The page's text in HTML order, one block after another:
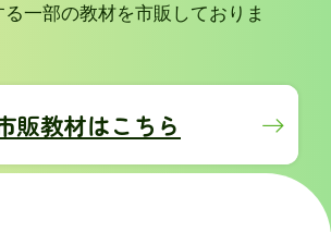
一部の教材を市販しておりま
販教材はこちら